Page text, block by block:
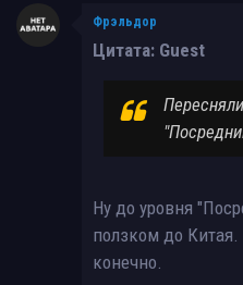
Фрэльдор
Цитата: Guest
Ну до уровня
ползком до
конечно.